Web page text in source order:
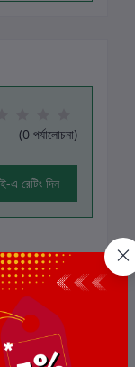
(0 পর্যালোচনা)
এ রেটিং দিন
নেই